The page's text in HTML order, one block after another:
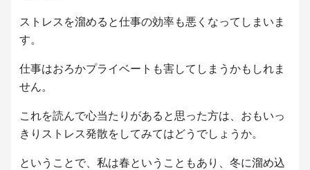
ストレスを溜めると仕事の効率も悪くなってしまいま
す。
仕事はおろかプライベートも害してしまうかもしれま
せん。
これを読んで心当たりがあると思った方は、おもいっ
きりストレス発散をしてみてはどうでしょうか。
ということで、私は春ということもあり、冬に溜め込